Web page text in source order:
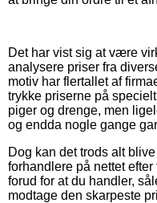
Det har vist sig at være
analysere priser fra
motiv har flertallet af
trykke priserne på
piger og drenge, men
og endda nogle gange
Dog kan det trods alt
forhandlere på nettet
forud for at du handler,
modtage den skarpeste